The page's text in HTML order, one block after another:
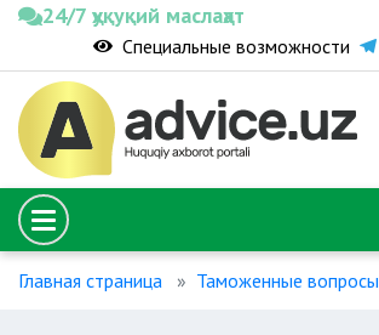
24/7 ҳуқуқий маслаҳат
Специальные возможности
Главная страница Таможенные вопросы